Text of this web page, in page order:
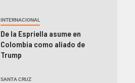
INTERNACIONAL
De la Espriella asume en
Colombia como aliado de
Trump
SANTA CRUZ